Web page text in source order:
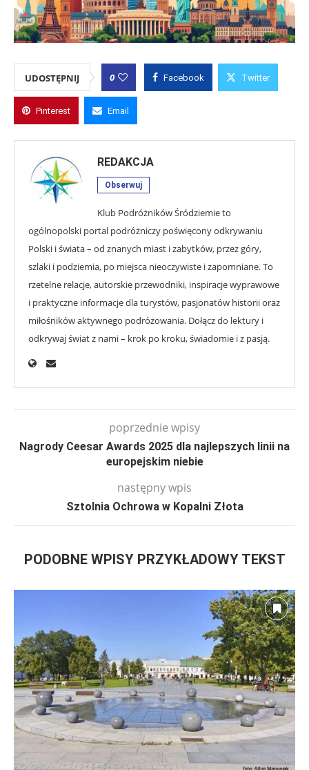
UDOSTĘPNIJ 0 Facebook Twitter
Pinterest Email
REDAKCJA
Obserwuj
Klub Podróżników Śródziemie to
ogólnopolski portal podróżniczy poświęcony odkrywaniu
Polski i świata – od znanych miast i zabytków, przez góry,
szlaki i podziemia, po miejsca nieoczywiste i zapomniane. To
rzetelne relacje, autorskie przewodniki, inspiracje wyprawowe
i praktyczne informacje dla turystów, pasjonatów historii oraz
miłośników aktywnego podróżowania. Dołącz do lektury i
odkrywaj świat z nami – krok po kroku, świadomie i z pasją.
poprzednie wpisy
Nagrody Ceesar Awards 2025 dla najlepszych linii na
europejskim niebie
następny wpis
Sztolnia Ochrowa w Kopalni Złota
PODOBNE WPISY PRZYKŁADOWY TEKST